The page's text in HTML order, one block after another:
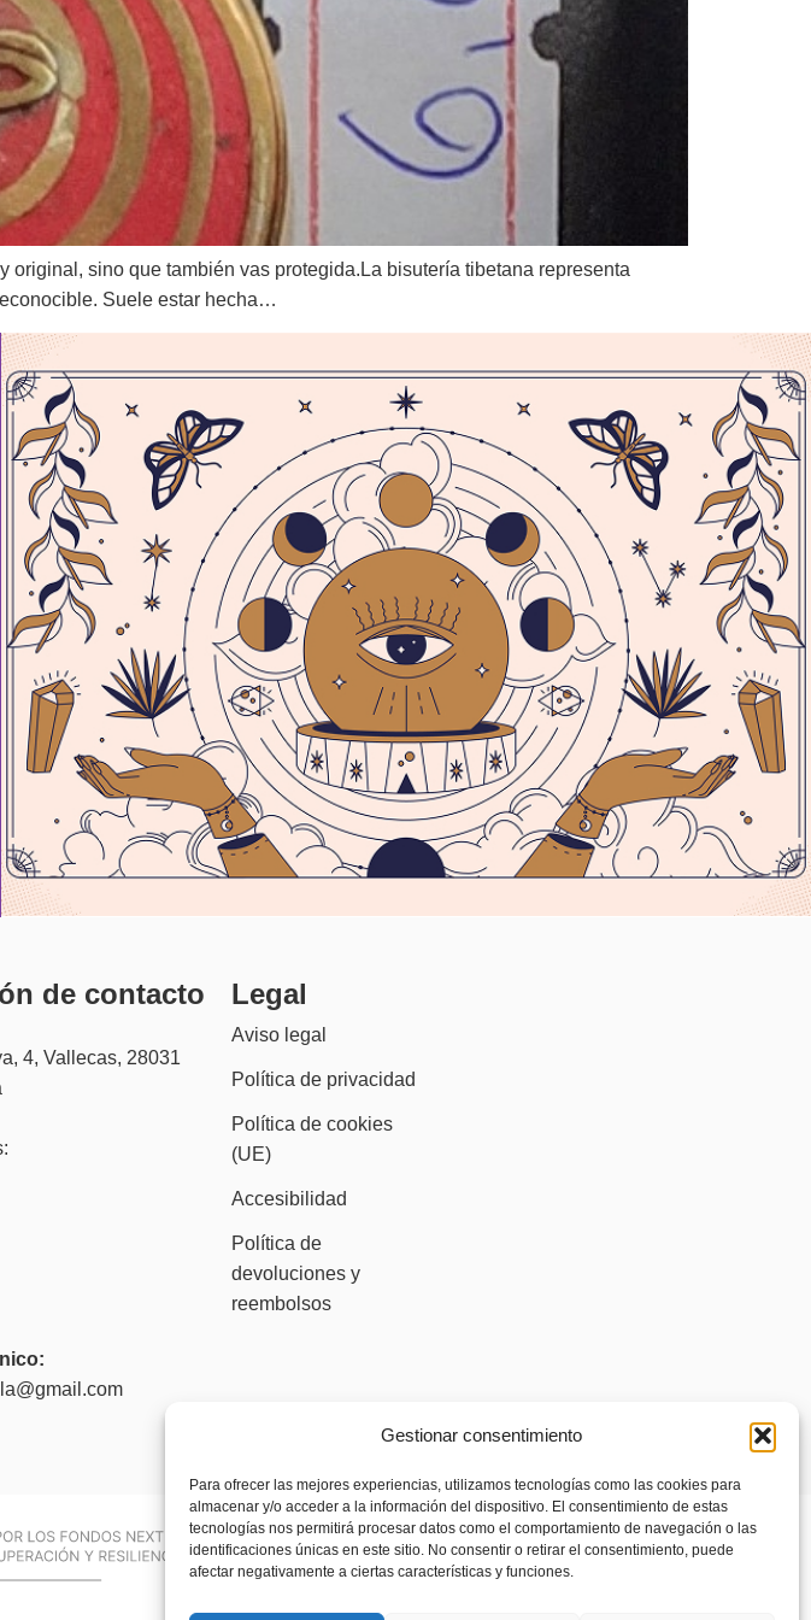
Gestionar consentimiento
Para ofrecer las mejores experiencias, utilizamos tecnologías como las cookies para
almacenar y/o acceder a la información del dispositivo. El consentimiento de estas
tecnologías nos permitirá procesar datos como el comportamiento de navegación o las
identificaciones únicas en este sitio. No consentir o retirar el consentimiento, puede
afectar negativamente a ciertas características y funciones.
sino que también vas protegida.La bisutería tibetana representa
Suele estar hecha…
de contacto
4, Vallecas, 28031
Legal
Aviso legal
Política de privacidad
Política de cookies
(UE)
Accesibilidad
Política de
devoluciones y
reembolsos